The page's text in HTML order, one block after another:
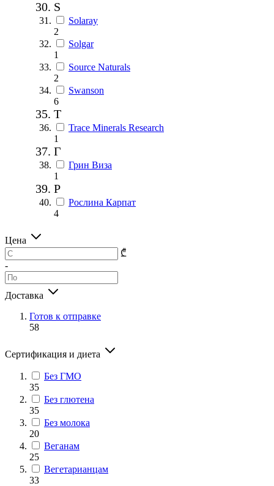
S
Solaray
2
Solgar
1
Source Naturals
2
Swanson
6
T
Trace Minerals Research
1
Г
Грин Виза
1
Р
Рослина Карпат
4
Цена
₾
-
Доставка
Готов к отправке
58
Сертификация и диета
Без ГМО
35
Без глютена
35
Без молока
20
Веганам
25
Вегетарианцам
33